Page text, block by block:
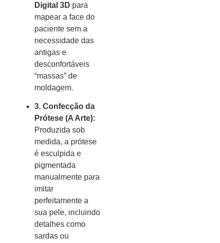
Digital 3D para
mapear a face do
paciente sem a
necessidade das
antigas e
desconfortáveis
“massas” de
moldagem.
3. Confecção da
Prótese (A Arte):
Produzida sob
medida, a prótese
é esculpida e
pigmentada
manualmente para
imitar
perfeitamente a
sua pele, incluindo
detalhes como
sardas ou